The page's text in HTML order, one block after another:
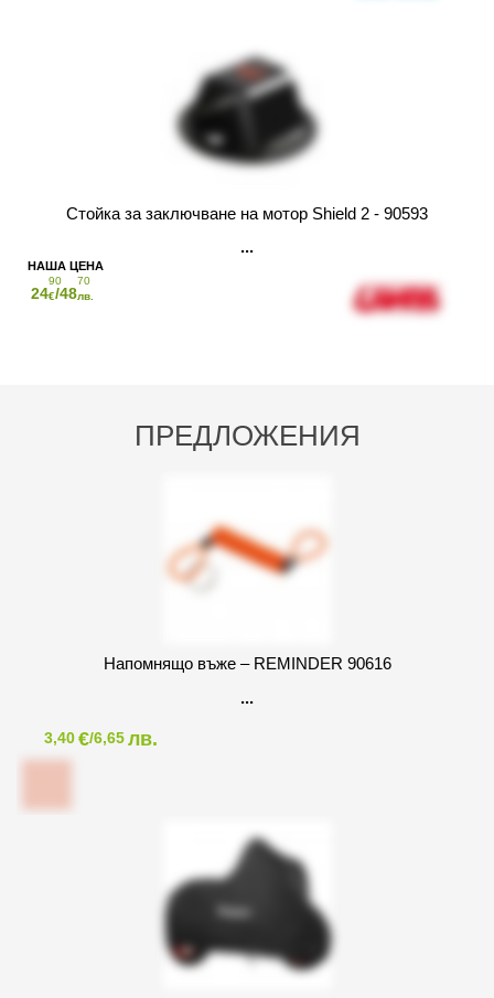
ПРЕДЛОЖЕНИЯ
Напомнящо въже – REMINDER 90616
3,40€/6,65лв.
Стойка за заключване на мотор Shield 2 - 90593
24
90
€/48
70
лв.